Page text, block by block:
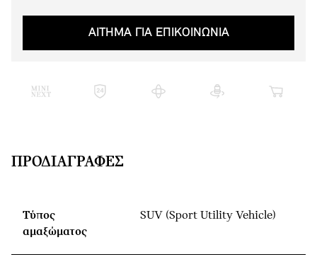
ΑΙΤΗΜΑ ΓΙΑ ΕΠΙΚΟΙΝΩΝΙΑ
ΠΡΟΔΙΑΓΡΑΦΈΣ
Τύπος
αμαξώματος
SUV (Sport Utility Vehicle)